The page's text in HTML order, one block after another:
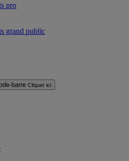
pro
grand public
barre Cliquer ici